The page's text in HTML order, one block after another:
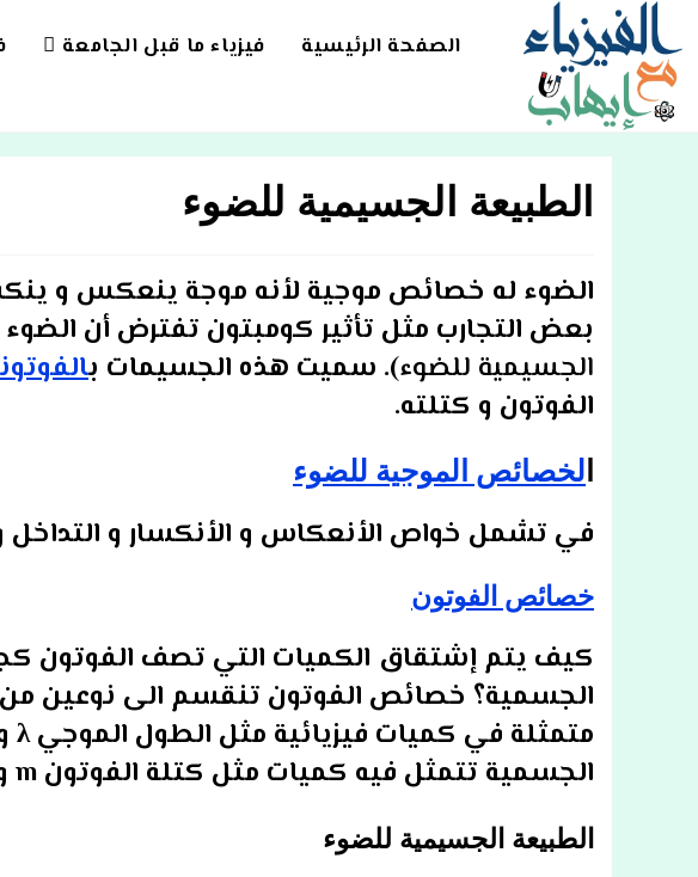
content
الصفحة الرئيسية فيزياء ما قبل الجامعة
الطبيعة الجسيمية للضوء
الضوء له خصائص موجية لأنه موجة ينعكس و
بعض التجارب مثل تأثير كومبتون تفترض أن
الجسيمية للضوء). سميت هذه الجسيمات ب
الفوتون و كتلته.
لخصائص الموجية للضوء
في تشمل خواص الأنعكاس و الأنكسار و التداخل
خصائص الفوتون
كيف يتم إشتقاق الكميات التي تصف الفوتون
الجسمية؟ خصائص الفوتون تنقسم الى نوعين
الجسمية تتمثل فيه كميات مثل كتلة الفوتون m و كمية تحركه P
الطبيعة الجسيمية للضوء